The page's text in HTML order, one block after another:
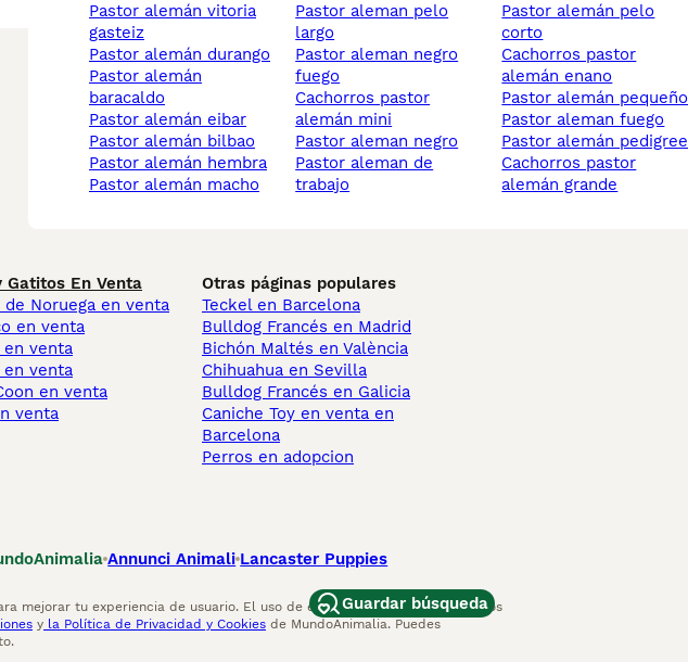
pastor alemán vitoria
gasteiz
pastor alemán durango
pastor alemán
baracaldo
pastor alemán eibar
pastor alemán bilbao
pastor alemán hembra
pastor alemán macho
pastor aleman pelo
largo
pastor aleman negro
fuego
cachorros pastor
alemán mini
pastor aleman negro
pastor aleman de
trabajo
pastor alemán pelo
corto
cachorros pastor
alemán enano
pastor alemán pequeño
pastor aleman fuego
pastor alemán pedigree
cachorros pastor
alemán grande
Guardar búsqueda
Gatitos En Venta
de Noruega en venta
en venta
en venta
en venta
en venta
venta
Otras páginas populares
Teckel en Barcelona
Bulldog Francés en Madrid
Bichón Maltés en València
Chihuahua en Sevilla
Bulldog Francés en Galicia
Caniche Toy en venta en
Barcelona
Perros en adopcion
Annunci Animali Lancaster Puppies
mejorar tu experiencia de usuario. El uso de este sitio web y otros servicios
y la Política de Privacidad y Cookies de MundoAnimalia. Puedes